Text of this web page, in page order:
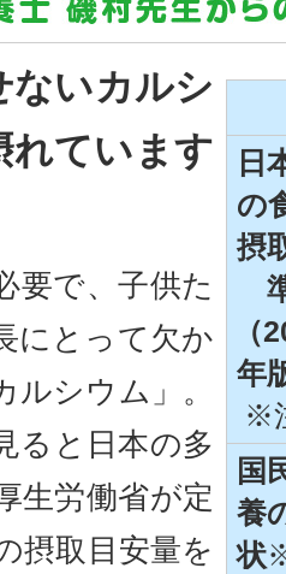
日
の
摂
（
年
※
国
養
状
ないカルシ
れています
要で、子供た
にとって欠か
シウム」。
ると日本の多
生労働省が定
摂取目安量を